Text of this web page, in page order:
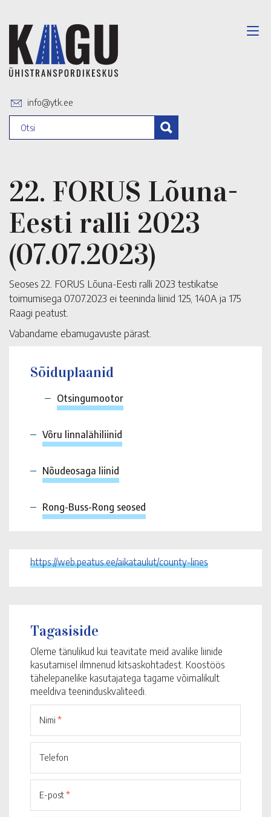
info@ytk.ee
22. FORUS Lõuna-
Eesti ralli 2023
(07.07.2023)
Seoses 22. FORUS Lõuna-Eesti ralli 2023 testikatse
toimumisega 07.07.2023 ei teeninda liinid 125, 140A ja 175
Raagi peatust.
Vabandame ebamugavuste pärast.
Sõiduplaanid
Otsingumootor
Võru linnalähiliinid
Nõudeosaga liinid
Rong-Buss-Rong seosed
https://web.peatus.ee/aikataulut/county-lines
Tagasiside
Oleme tänulikud kui teavitate meid avalike liinide
kasutamisel ilmnenud kitsaskohtadest. Koostöös
tähelepanelike kasutajatega tagame võimalikult
meeldiva teeninduskvaliteedi.
Nimi *
Telefon
E-post*